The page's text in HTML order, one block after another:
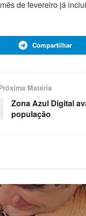
de fevereiro já
Compartilhar
Matéria
Zona Azul Digital
população